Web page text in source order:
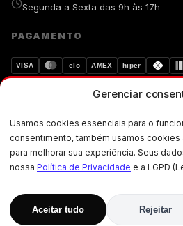
Gerenciar
Usamos cookies essenciais para o
consentimento, também usamos
para melhorar sua experiência. Seus
nossa Política de Privacidade e a LGPD
Aceitar tudo Rejeitar
Segunda a Sexta das 9h às 17h
PAGAMENTO
VISA elo AMEX hiper
Dados protegidos
Walkind. Copyright © 2019-
reservados. Os preços, promoções,
produtos são válidos exclusivamente
internet.